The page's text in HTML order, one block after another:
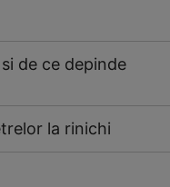
de ce depinde
la rinichi